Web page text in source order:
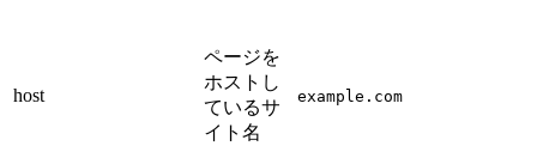
host
ページを
ホストし
ているサ
イト名
example.com